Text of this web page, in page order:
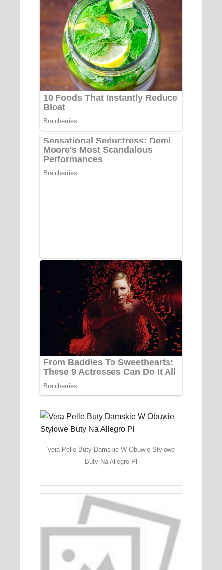
Vera Pelle Buty Damskie W Obuwie Stylowe
Buty Na Allegro Pl